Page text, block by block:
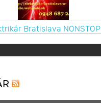
Bratislava NONSTOP